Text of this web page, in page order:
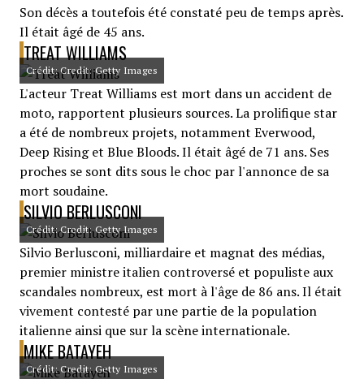
Son décès a toutefois été constaté peu de temps après.
Il était âgé de 45 ans.
TREAT WILLIAMS
Crédit: Credit: Getty Images
L'acteur Treat Williams est mort dans un accident de
moto, rapportent plusieurs sources. La prolifique star
a été de nombreux projets, notamment Everwood,
Deep Rising et Blue Bloods. Il était âgé de 71 ans. Ses
proches se sont dits sous le choc par l'annonce de sa
mort soudaine.
SILVIO BERLUSCONI
Crédit: Credit: Getty Images
Silvio Berlusconi, milliardaire et magnat des médias,
premier ministre italien controversé et populiste aux
scandales nombreux, est mort à l'âge de 86 ans. Il était
vivement contesté par une partie de la population
italienne ainsi que sur la scène internationale.
MIKE BATAYEH
Crédit: Credit: Getty Images